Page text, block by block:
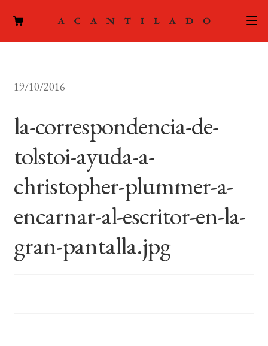
ACTUALIDAD
PODCAST
LA EDITORIAL
menú
FOREIGN RIGHTS
CONTACTO
19/10/2016
la-correspondencia-de-
tolstoi-ayuda-a-
christopher-plummer-a-
encarnar-al-escritor-en-la-
gran-pantalla.jpg